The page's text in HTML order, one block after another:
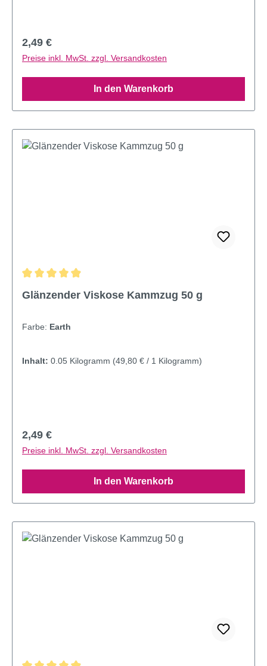
Regulärer Preis:
2,49 €
Preise inkl. MwSt. zzgl. Versandkosten
In den Warenkorb
Glänzender Viskose Kammzug 50 g
Farbe: Earth
Inhalt: 0.05 Kilogramm (49,80 € / 1 Kilogramm)
Regulärer Preis:
2,49 €
Preise inkl. MwSt. zzgl. Versandkosten
In den Warenkorb